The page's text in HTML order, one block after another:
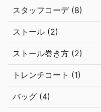
スタッフコーデ (8)
ストール (2)
ストール巻き方 (2)
トレンチコート (1)
バッグ (4)